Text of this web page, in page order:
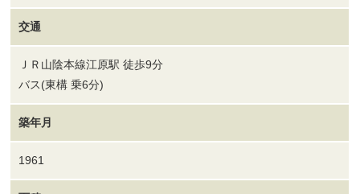
交通
ＪＲ山陰本線江原駅 徒歩9分
バス(東構 乗6分)
築年月
1961